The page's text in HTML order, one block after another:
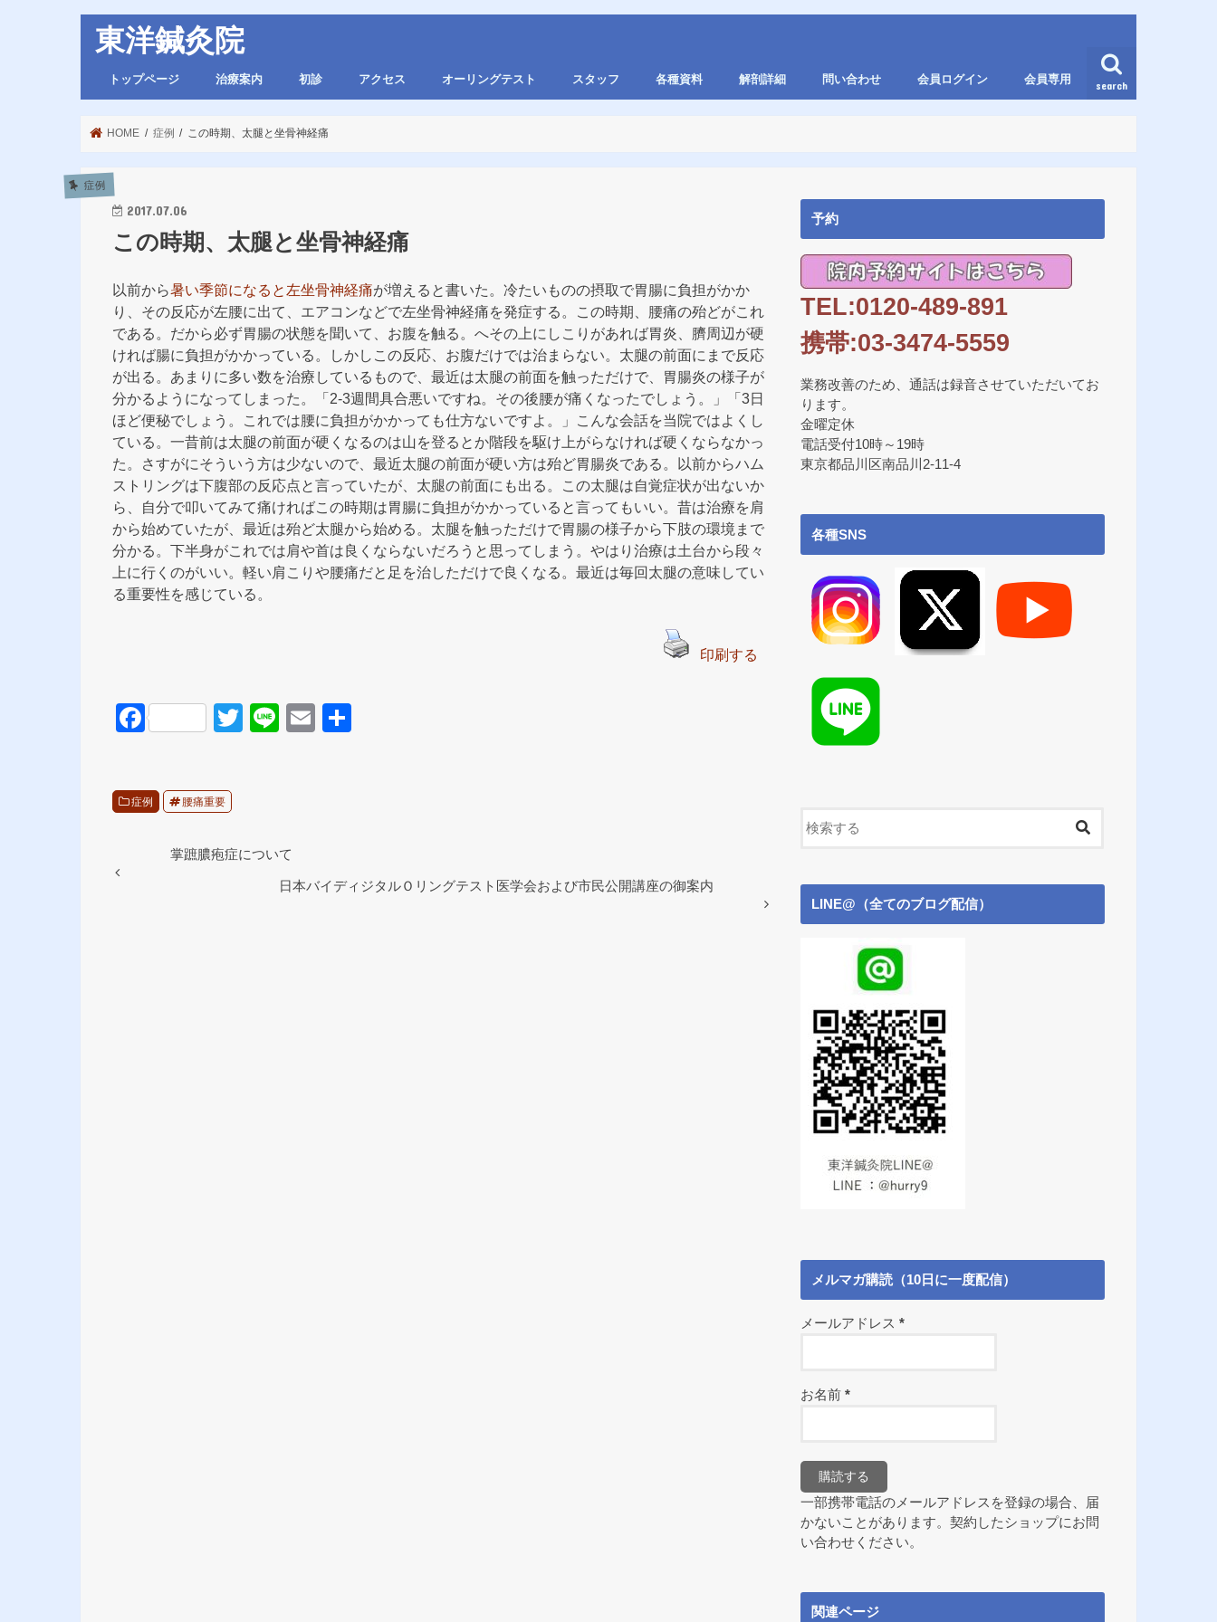
東洋鍼灸院
search
トップページ 治療案内 初診 アクセス オーリングテスト スタッフ 各種資料 解剖詳細 問い合わせ 会員ログイン 会員専用
HOME 症例 この時期、太腿と坐骨神経痛
症例
2017.07.06
この時期、太腿と坐骨神経痛
以前から暑い季節になると左坐骨神経痛が増えると書いた。冷たいものの摂取で胃腸に負担がかか
り、その反応が左腰に出て、エアコンなどで左坐骨神経痛を発症する。この時期、腰痛の殆どがこれ
である。だから必ず胃腸の状態を聞いて、お腹を触る。へその上にしこりがあれば胃炎、臍周辺が硬
ければ腸に負担がかかっている。しかしこの反応、お腹だけでは治まらない。太腿の前面にまで反応
が出る。あまりに多い数を治療しているもので、最近は太腿の前面を触っただけで、胃腸炎の様子が
分かるようになってしまった。「2-3週間具合悪いですね。その後腰が痛くなったでしょう。」「3日
ほど便秘でしょう。これでは腰に負担がかかっても仕方ないですよ。」こんな会話を当院ではよくし
ている。一昔前は太腿の前面が硬くなるのは山を登るとか階段を駆け上がらなければ硬くならなかっ
た。さすがにそういう方は少ないので、最近太腿の前面が硬い方は殆ど胃腸炎である。以前からハム
ストリングは下腹部の反応点と言っていたが、太腿の前面にも出る。この太腿は自覚症状が出ないか
ら、自分で叩いてみて痛ければこの時期は胃腸に負担がかかっていると言ってもいい。昔は治療を肩
から始めていたが、最近は殆ど太腿から始める。太腿を触っただけで胃腸の様子から下肢の環境まで
分かる。下半身がこれでは肩や首は良くならないだろうと思ってしまう。やはり治療は土台から段々
上に行くのがいい。軽い肩こりや腰痛だと足を治しただけで良くなる。最近は毎回太腿の意味してい
る重要性を感じている。
印刷する
F
e
T
Li
E
症例 腰痛重要
掌蹠膿疱症について
日本バイディジタルＯリングテスト医学会および市民公開講座の御案内
予約
TEL:0120-489-891
携帯:03-3474-5559
業務改善のため、通話は録音させていただいてお
ります。
金曜定休
電話受付10時～19時
東京都品川区南品川2-11-4
各種SNS
LINE@（全てのブログ配信）
メルマガ購読（10日に一度配信）
メールアドレス *
お名前 *
一部携帯電話のメールアドレスを登録の場合、届
かないことがあります。契約したショップにお問
い合わせください。
関連ページ